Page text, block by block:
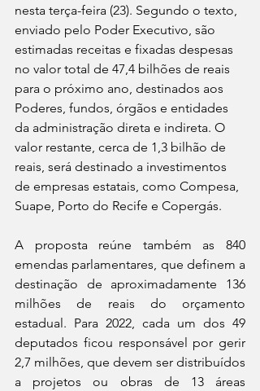
nesta terça-feira (23). Segundo o texto,
enviado pelo Poder Executivo, são
estimadas receitas e fixadas despesas
no valor total de 47,4 bilhões de reais
para o próximo ano, destinados aos
Poderes, fundos, órgãos e entidades
da administração direta e indireta. O
valor restante, cerca de 1,3 bilhão de
reais, será destinado a investimentos
de empresas estatais, como Compesa,
Suape, Porto do Recife e Copergás.
A proposta reúne também as 840
emendas parlamentares, que definem a
destinação de aproximadamente 136
milhões de reais do orçamento
estadual. Para 2022, cada um dos 49
deputados ficou responsável por gerir
2,7 milhões, que devem ser distribuídos
a projetos ou obras de 13 áreas